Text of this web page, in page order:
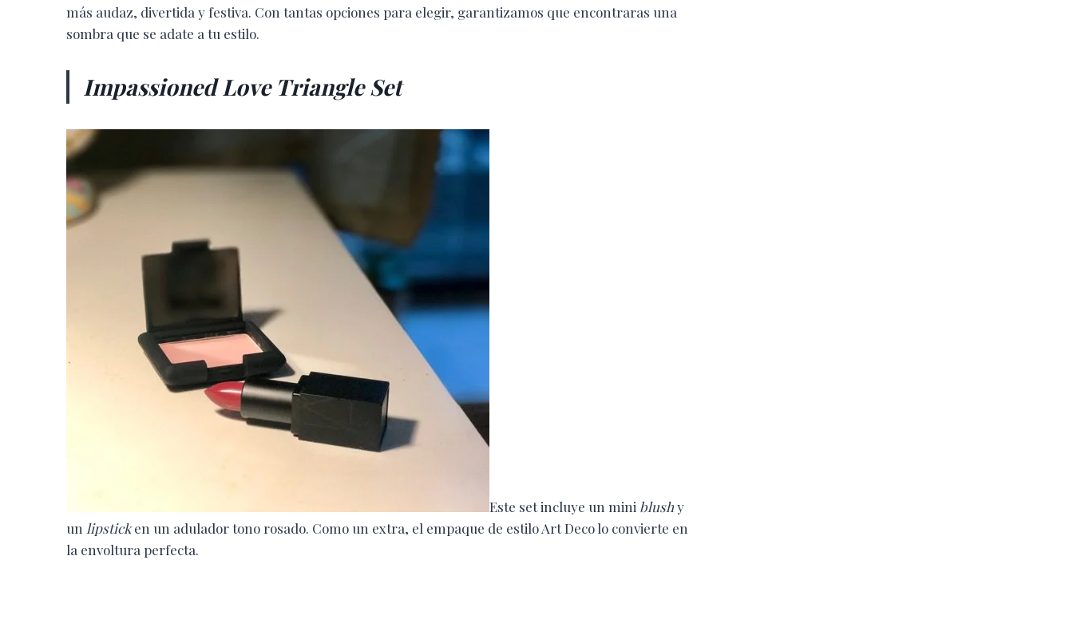
más audaz, divertida y festiva. Con tantas opciones para elegir, garantizamos que encontraras una
sombra que se adate a tu estilo.
Impassioned Love Triangle Set
Este set incluye un mini blushy
un lipsticken un adulador tono rosado. Como un extra, el empaque de estilo Art Deco lo convierte en
la envoltura perfecta.